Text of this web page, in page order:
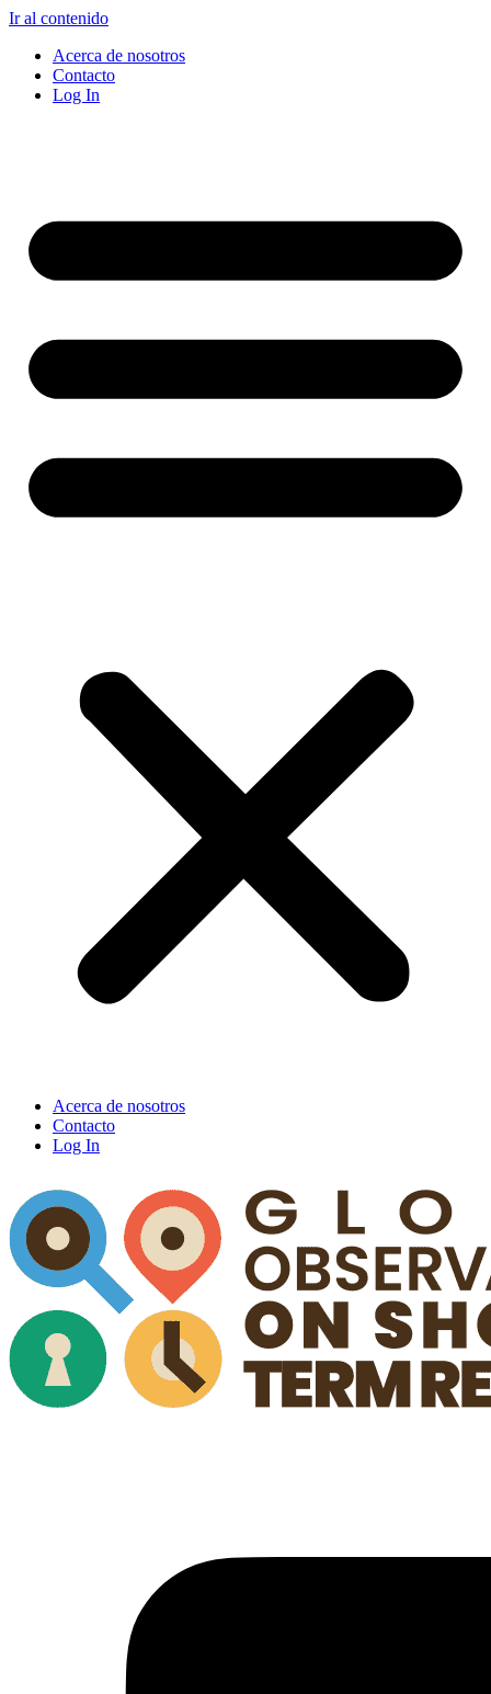
Ir al contenido
Acerca de nosotros
Contacto
Log In
Acerca de nosotros
Contacto
Log In